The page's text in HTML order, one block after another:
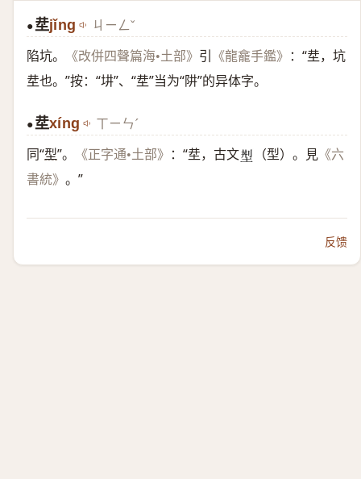
●坓jǐng ㄐㄧㄥˇ
陷坑。 《改併四聲篇海•土部》 引 《龍龕手鑑》
：“坓，坑
坓也。”按：“㘫”、“坓”当为“阱”的异体字。
●坓xínɡ ㄒㄧㄣˊ
同“型”。 《正字通•土部》 ：“坓，古文𡌁 （型）。見 《六
書統》 。”
反馈